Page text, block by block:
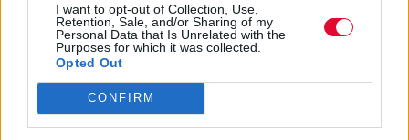
I want to opt-out of Collection, Use,
Retention, Sale, and/or Sharing of my
Personal Data that Is Unrelated with the
Purposes for which it was collected.
Opted Out
CONFIRM